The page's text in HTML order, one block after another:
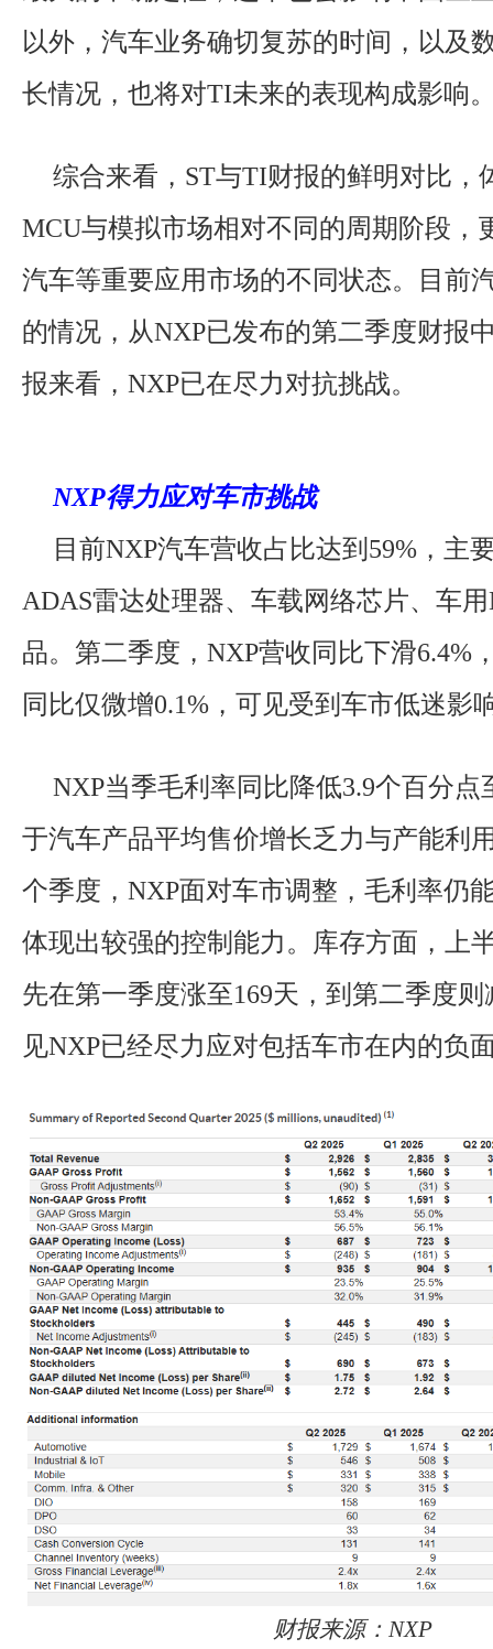
以外，汽车业务确切复苏的时间，以及
长情况，也将对TI未来的表现构成影响
综合来看，ST与TI财报的鲜明对比，
MCU与模拟市场相对不同的周期阶段，
汽车等重要应用市场的不同状态。目前
的情况，从NXP已发布的第二季度财报
报来看，NXP已在尽力对抗挑战。
NXP得力应对车市挑战
目前NXP汽车营收占比达到59%，主
ADAS雷达处理器、车载网络芯片、车
品。第二季度，NXP营收同比下滑6.4%
同比仅微增0.1%，可见受到车市低迷影
NXP当季毛利率同比降低3.9个百分点
于汽车产品平均售价增长乏力与产能利
个季度，NXP面对车市调整，毛利率仍
体现出较强的控制能力。库存方面，上
先在第一季度涨至169天，到第二季度则
见NXP已经尽力应对包括车市在内的负
财报来源：NXP